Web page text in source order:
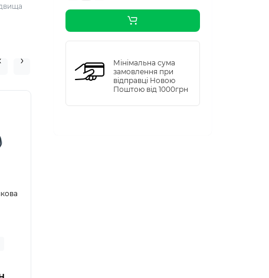
Мінімальна сума
замовлення при
відправці Новою
Поштою від 1000грн